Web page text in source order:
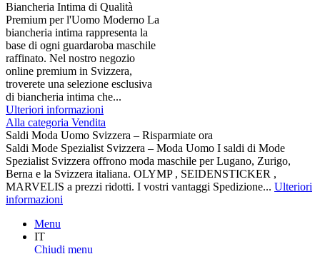
Biancheria Intima di Qualità
Premium per l'Uomo Moderno La
biancheria intima rappresenta la
base di ogni guardaroba maschile
raffinato. Nel nostro negozio
online premium in Svizzera,
troverete una selezione esclusiva
di biancheria intima che...
Ulteriori informazioni
Alla categoria Vendita
Saldi Moda Uomo Svizzera – Risparmiate ora
Saldi Mode Spezialist Svizzera – Moda Uomo I saldi di Mode
Spezialist Svizzera offrono moda maschile per Lugano, Zurigo,
Berna e la Svizzera italiana. OLYMP , SEIDENSTICKER ,
MARVELIS a prezzi ridotti. I vostri vantaggi Spedizione... Ulteriori
informazioni
Menu
IT
Chiudi menu